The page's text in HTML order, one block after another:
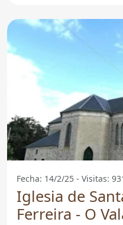
Fecha: 14/2/25 - Visitas:
Iglesia de
Ferreira - O